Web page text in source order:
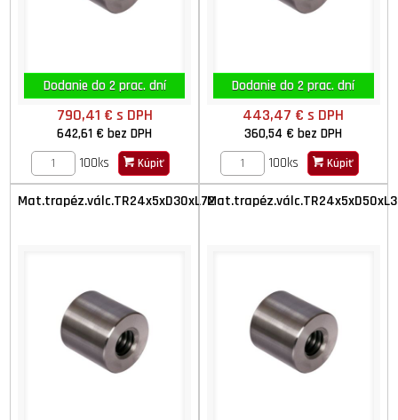
Dodanie do 2 prac. dní
790,41 € s DPH
642,61 €bez DPH
100ks
Kúpiť
Dodanie do 2 prac. dní
443,47 €s DPH
360,54 €bez DPH
100ks
Kúpiť
Mat.trapéz.válc.TR24x5xD30xL72